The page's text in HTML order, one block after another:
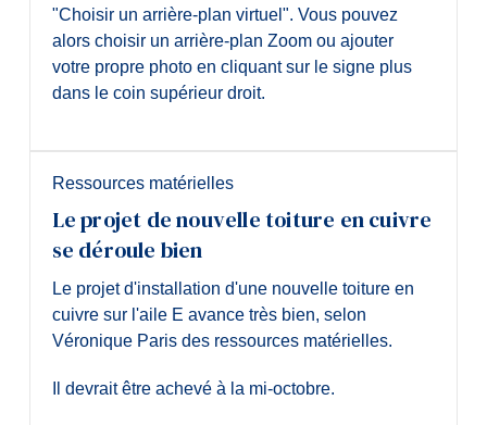
"Choisir un arrière-plan virtuel". Vous pouvez
alors choisir un arrière-plan Zoom ou ajouter
votre propre photo en cliquant sur le signe plus
dans le coin supérieur droit.
Ressources matérielles
Le projet de nouvelle toiture en cuivre
se déroule bien
Le projet d'installation d'une nouvelle toiture en
cuivre sur l'aile E avance très bien, selon
Véronique Paris des ressources matérielles.
Il devrait être achevé à la mi-octobre.